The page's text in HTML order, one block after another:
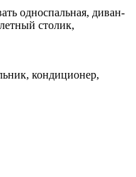
односпальная, диван-
столик,
кондиционер,